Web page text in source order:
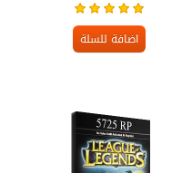
اضافة للسلة